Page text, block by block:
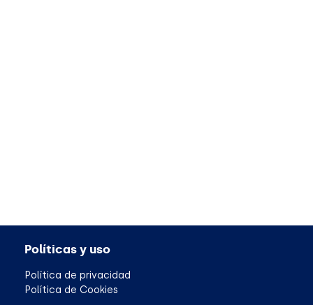
Políticas y uso
Política de privacidad
Política de Cookies